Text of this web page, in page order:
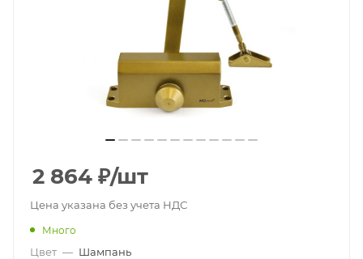
2 864 ₽/шт
Цена указана без учета НДС
Много
Цвет — Шампань